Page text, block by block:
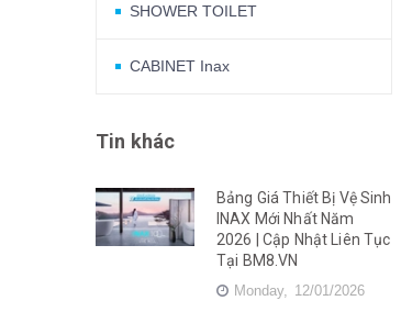
SHOWER TOILET
CABINET Inax
Tin khác
Bảng Giá Thiết Bị Vệ Sinh
INAX Mới Nhất Năm
2026 | Cập Nhật Liên Tục
Tại BM8.VN
Monday, 12/01/2026